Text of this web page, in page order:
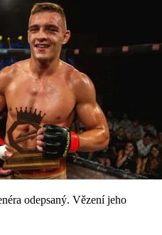
odepsaný. Vězení jeho